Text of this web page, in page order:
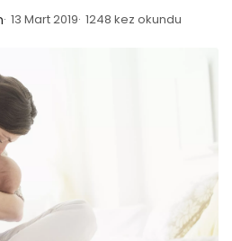
13 Mart 2019 1248 kez okundu